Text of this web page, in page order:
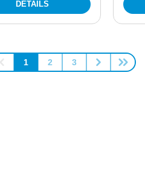
DÉTAILS
Page
1
Page
2
Page
3